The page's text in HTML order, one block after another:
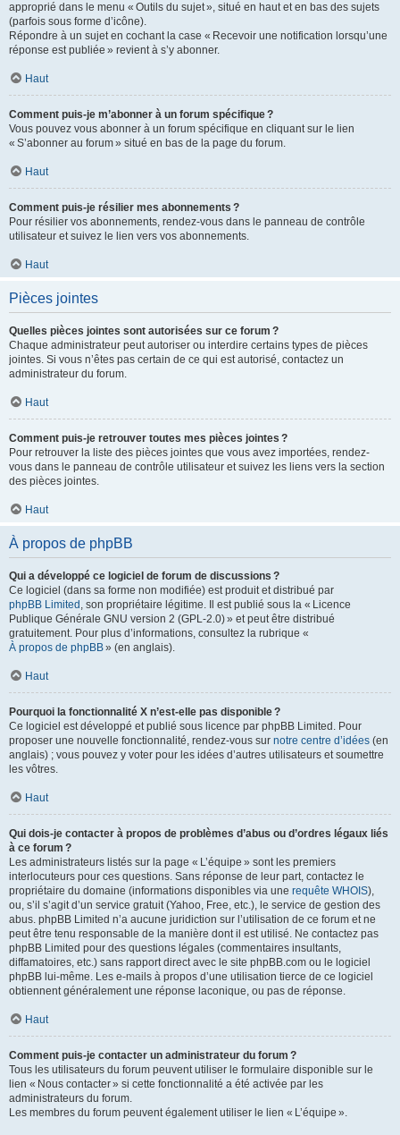
approprié dans le menu « Outils du sujet », situé en haut et en bas des sujets
(parfois sous forme d’icône).
Répondre à un sujet en cochant la case « Recevoir une notification lorsqu’une
réponse est publiée » revient à s’y abonner.
Haut
Comment puis-je m’abonner à un forum spécifique ?
Vous pouvez vous abonner à un forum spécifique en cliquant sur le lien
« S’abonner au forum » situé en bas de la page du forum.
Haut
Comment puis-je résilier mes abonnements ?
Pour résilier vos abonnements, rendez-vous dans le panneau de contrôle
utilisateur et suivez le lien vers vos abonnements.
Haut
Pièces jointes
Quelles pièces jointes sont autorisées sur ce forum ?
Chaque administrateur peut autoriser ou interdire certains types de pièces
jointes. Si vous n’êtes pas certain de ce qui est autorisé, contactez un
administrateur du forum.
Haut
Comment puis-je retrouver toutes mes pièces jointes ?
Pour retrouver la liste des pièces jointes que vous avez importées, rendez-
vous dans le panneau de contrôle utilisateur et suivez les liens vers la section
des pièces jointes.
Haut
À propos de phpBB
Qui a développé ce logiciel de forum de discussions ?
Ce logiciel (dans sa forme non modifiée) est produit et distribué par
phpBB Limited , son propriétaire légitime. Il est publié sous la « Licence
Publique Générale GNU version 2 (GPL-2.0) » et peut être distribué
gratuitement. Pour plus d’informations, consultez la rubrique «
À propos de phpBB» (en anglais).
Haut
Pourquoi la fonctionnalité X n’est-elle pas disponible ?
Ce logiciel est développé et publié sous licence par phpBB Limited. Pour
proposer une nouvelle fonctionnalité, rendez-vous sur notre centre d’idées (en
anglais) ; vous pouvez y voter pour les idées d’autres utilisateurs et soumettre
les vôtres.
Haut
Qui dois-je contacter à propos de problèmes d’abus ou d’ordres légaux liés
à ce forum ?
Les administrateurs listés sur la page « L’équipe » sont les premiers
interlocuteurs pour ces questions. Sans réponse de leur part, contactez le
propriétaire du domaine (informations disponibles via une requête WHOIS),
ou, s’il s’agit d’un service gratuit (Yahoo, Free, etc.), le service de gestion des
abus. phpBB Limited n’a aucune juridiction sur l’utilisation de ce forum et ne
peut être tenu responsable de la manière dont il est utilisé. Ne contactez pas
phpBB Limited pour des questions légales (commentaires insultants,
diffamatoires, etc.) sans rapport direct avec le site phpBB.com ou le logiciel
phpBB lui-même. Les e-mails à propos d’une utilisation tierce de ce logiciel
obtiennent généralement une réponse laconique, ou pas de réponse.
Haut
Comment puis-je contacter un administrateur du forum ?
Tous les utilisateurs du forum peuvent utiliser le formulaire disponible sur le
lien « Nous contacter » si cette fonctionnalité a été activée par les
administrateurs du forum.
Les membres du forum peuvent également utiliser le lien « L’équipe ».